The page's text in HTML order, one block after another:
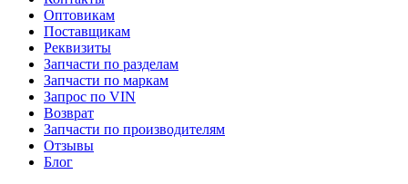
Оптовикам
Поставщикам
Реквизиты
Запчасти по разделам
Запчасти по маркам
Запрос по VIN
Возврат
Запчасти по производителям
Отзывы
Блог